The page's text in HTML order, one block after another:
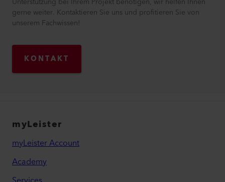
gerne weiter. Kontaktieren Sie uns und profitieren Sie von
unserem Fachwissen!
KONTAKT
myLeister
myLeister Account
Academy